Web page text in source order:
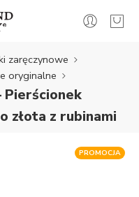
zaręczynowe
oryginalne
Pierścionek
złota z rubinami
PROMOCJA